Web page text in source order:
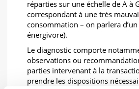
réparties sur une échelle de A à
correspondant à une très
consommation – on parlera
énergivore).
Le diagnostic comporte
observations ou
parties intervenant à la
prendre les dispositions